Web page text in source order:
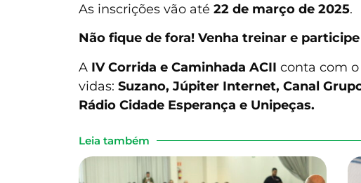
As inscrições vão até 22 de março de 2025.
Não fique de fora! Venha treinar e
A IV Corrida e Caminhada ACII conta com
vidas: Suzano, Júpiter Internet, Canal
Rádio Cidade Esperança e Unipeças.
Leia também